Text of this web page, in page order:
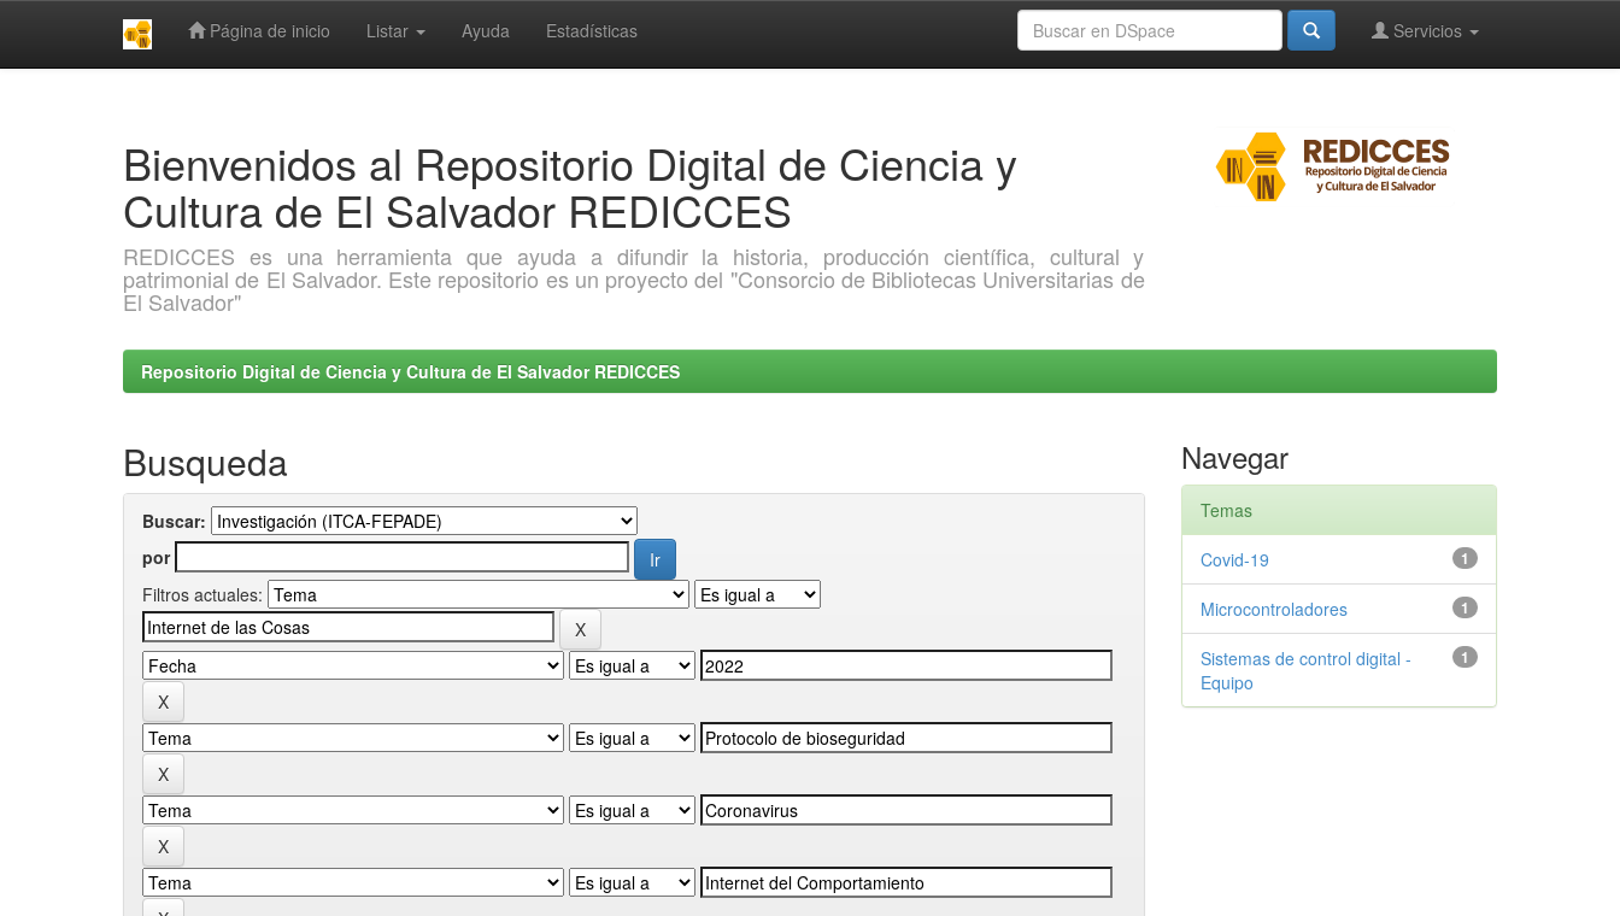
Página de inicio Listar Ayuda Estadísticas Servicios
Bienvenidos al Repositorio Digital de Ciencia y
Cultura de El Salvador REDICCES
REDICCES es una herramienta que ayuda a difundir la historia, producción científica, cultural y
patrimonial de El Salvador. Este repositorio es un proyecto del "Consorcio de Bibliotecas Universitarias de
El Salvador"
Repositorio Digital de Ciencia y Cultura de El Salvador REDICCES
Busqueda
Buscar:
por
Filtros actuales:
Navegar
Temas
1
Covid-19
1
Microcontroladores
1
Sistemas de control digital -
Equipo